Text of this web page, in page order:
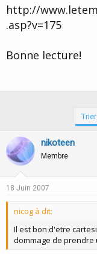
http://
.asp?v=175
Bonne lecture!
nikoteen
Membre
18 Juin 2007
nicog à dit:
Il est bon d'etre
dommage de prendre